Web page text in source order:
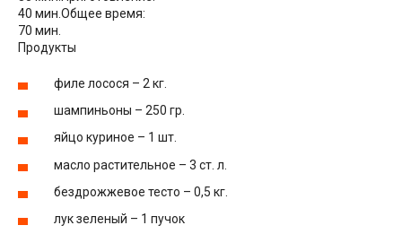
40 мин. Общее время:
70 мин.
Продукты
филе лосося – 2 кг.
шампиньоны – 250 гр.
яйцо куриное – 1 шт.
масло растительное – 3 ст. л.
бездрожжевое тесто – 0,5 кг.
лук зеленый – 1 пучок